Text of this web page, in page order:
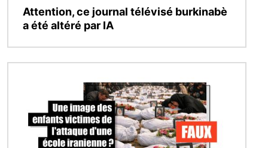
Attention, ce journal télévisé burkinabè
a été altéré par IA